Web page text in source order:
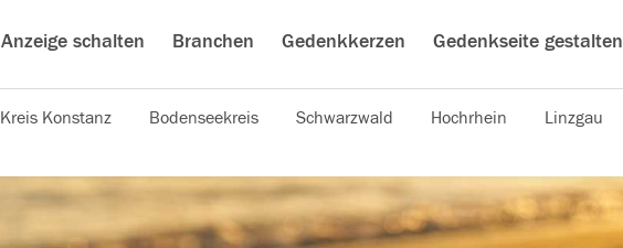
Anzeige schalten Branchen Gedenkkerzen Gedenkseite gestalten
Kreis Konstanz Bodenseekreis Schwarzwald Hochrhein Linzgau